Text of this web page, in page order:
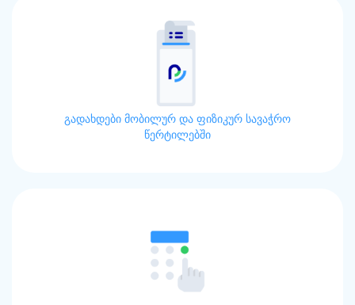
გადახდები მობილურ და ფიზიკურ სავაჭრო
წერტილებში